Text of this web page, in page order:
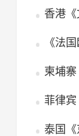
香港《
《法
柬埔
菲律
泰国